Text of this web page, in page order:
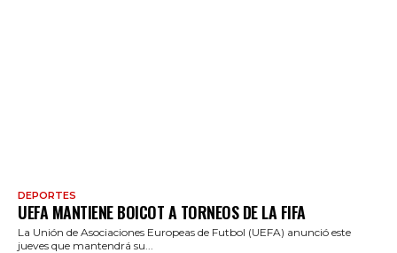
DEPORTES
UEFA MANTIENE BOICOT A TORNEOS DE LA FIFA
La Unión de Asociaciones Europeas de Futbol (UEFA) anunció este
jueves que mantendrá su...